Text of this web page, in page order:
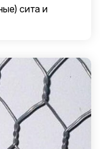
сита и